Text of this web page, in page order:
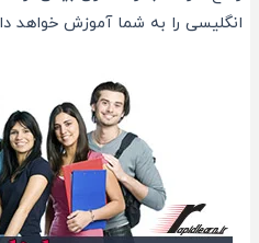
انگلیسی را به شما آموزش خواهد